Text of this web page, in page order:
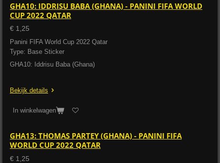
GHA10: IDDRISU BABA (GHANA) - PANINI FIFA WORLD
CUP 2022 QATAR
€ 1,25
Panini FIFA World Cup 2022 Qatar
Type: Base Sticker
GHA10: Iddrisu Baba (Ghana)
Bekijk details
In winkelwagen
GHA13: THOMAS PARTEY (GHANA) - PANINI FIFA
WORLD CUP 2022 QATAR
€ 1,25